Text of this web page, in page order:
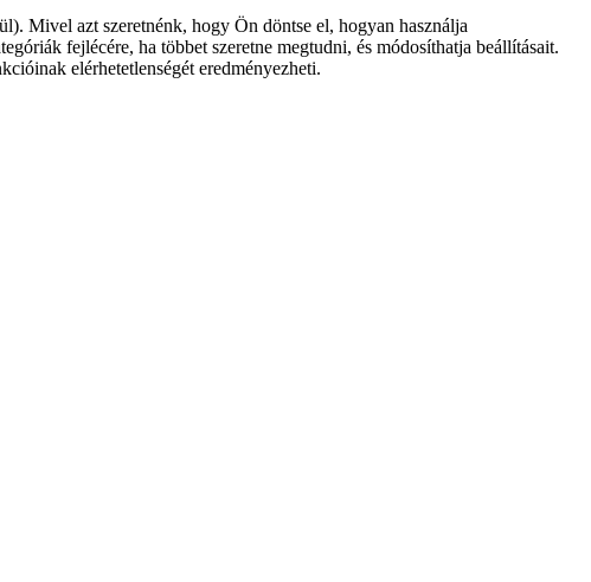
Mivel azt szeretnénk, hogy Ön döntse el, hogyan használja
fejlécére, ha többet szeretne megtudni, és módosíthatja beállításait.
elérhetetlenségét eredményezheti.